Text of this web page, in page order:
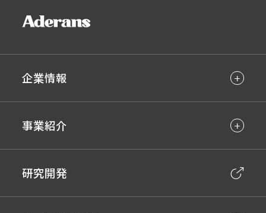
企業情報
事業紹介
研究開発